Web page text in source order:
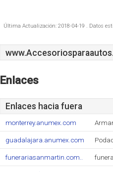
Última Actualización: 2018-04-19 . Datos
Enlaces
Enlaces hacia fuera
monterrey.anumex.com
guadalajara.anumex.com
funerariasanmartin.com..